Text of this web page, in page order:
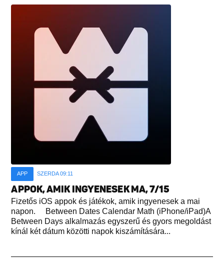
APP SZERDA 09:11
APPOK, AMIK INGYENESEK MA, 7/15
Fizetős iOS appok és játékok, amik ingyenesek a mai
napon. Between Dates Calendar Math (iPhone/iPad)A
Between Days alkalmazás egyszerű és gyors megoldást
kínál két dátum közötti napok kiszámítására...